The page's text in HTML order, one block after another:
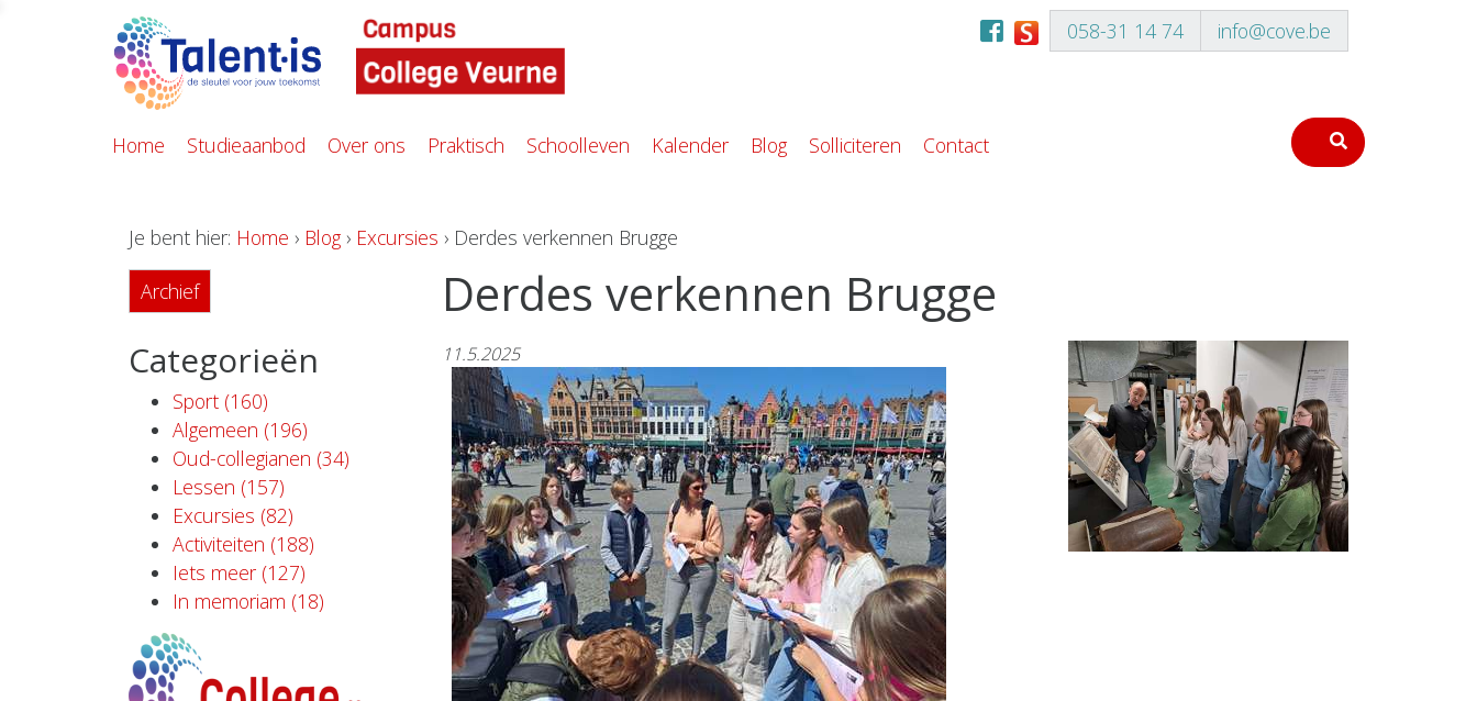
058-31 14 74 info@cove.be
Home Studieaanbod Over ons Praktisch Schoolleven Kalender Blog Solliciteren Contact
Je bent hier: Home › Blog › Excursies › Derdes verkennen Brugge
Archief
Categorieën
Sport (160)
Algemeen (196)
Oud-collegianen (34)
Lessen (157)
Excursies (82)
Activiteiten (188)
Iets meer (127)
In memoriam (18)
Derdes verkennen Brugge
11.5.2025